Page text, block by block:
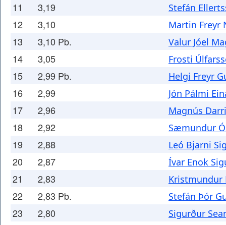
11 3,19 Stefán
12 3,10 Martin Freyr
13 3,10 Pb. Valur Jóel
14 3,05 Frosti
15 2,99 Pb. Helgi Freyr
16 2,99 Jón Pálmi
17 2,96 Magnús
18 2,92 Sæmundur
19 2,88 Leó Bjarni
20 2,87 Ívar Enok
21 2,83 Kristmundur
22 2,83 Pb. Stefán Þór
23 2,80 Sigurður